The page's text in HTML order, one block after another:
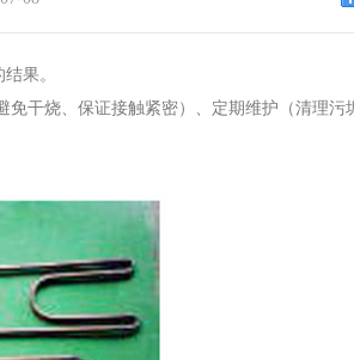
果。
干烧、保证接触紧密）、定期维护（清理污